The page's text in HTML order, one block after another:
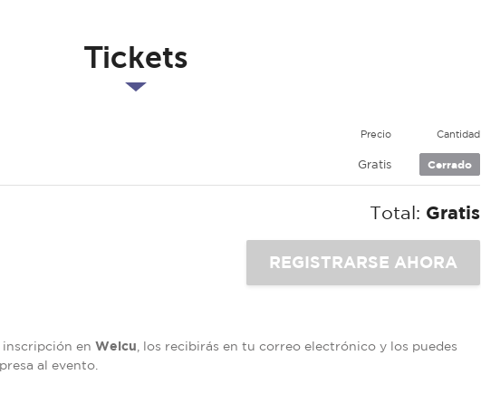
Tickets
Precio Cantidad
Gratis Cerrado
Total: Gratis
en Welcu , los recibirás en tu correo electrónico y los puedes
al evento.